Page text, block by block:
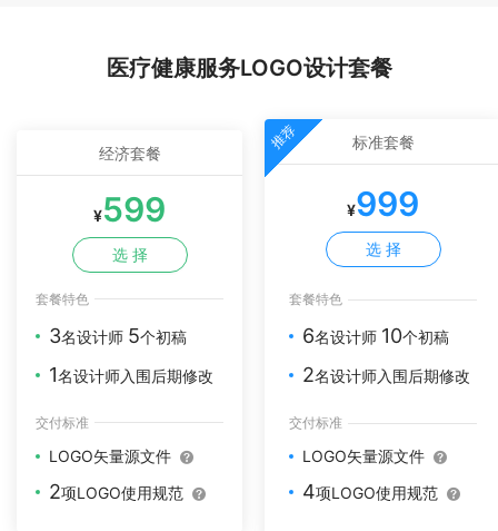
医疗健康服务LOGO设计套餐
经济套餐
¥599
选 择
套餐特色
3名设计师 5个初稿
1名设计师入围后期修改
交付标准
LOGO矢量源文件
2项LOGO使用规范
推荐 标准套餐
¥999
选 择
套餐特色
6名设计师 10个初稿
2名设计师入围后期修改
交付标准
LOGO矢量源文件
4项LOGO使用规范